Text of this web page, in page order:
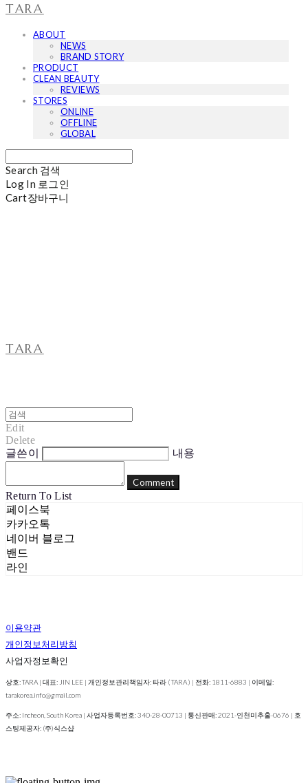
TARA
ABOUT
NEWS
BRAND STORY
PRODUCT
CLEAN BEAUTY
REVIEWS
STORES
ONLINE
OFFLINE
GLOBAL
Search 검색
Log In 로그인
Cart장바구니
TARA
Edit
Delete
글쓴이
내용
Comment
Return To List
페이스북
카카오톡
네이버 블로그
밴드
라인
이용약관
개인정보처리방침
사업자정보확인
상호: TARA | 대표: JIN LEE | 개인정보관리책임자: 타라 ( TARA ) | 전화: 1811-6883 | 이메일:
tarakorea.info@gmail.com
주소: Incheon, South Korea | 사업자등록번호:340-28-00713 | 통신판매:2021-인천미추홀-0676 | 호
스팅제공자: (주)식스샵